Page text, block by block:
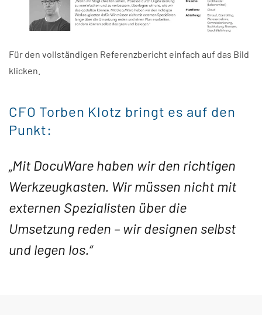
Für den vollständigen Referenzbericht einfach auf das Bild
klicken.
CFO Torben Klotz bringt es auf den
Punkt:
„Mit DocuWare haben wir den richtigen
Werkzeugkasten. Wir müssen nicht mit
externen Spezialisten über die
Umsetzung reden – wir designen selbst
und legen los.“